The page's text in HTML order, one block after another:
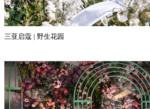
三亚启蔻 | 野生花园